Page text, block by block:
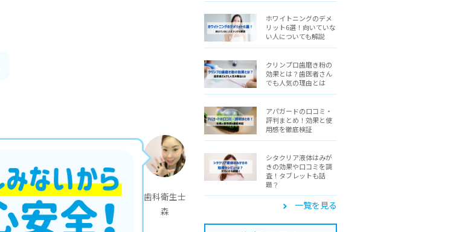
歯科衛生士
森
ホワイトニングのデメ
リット6選！向いていな
い人についても解説
クリンプロ歯磨き粉の
効果とは？歯医者さん
でも人気の理由とは
アパガードの口コミ・
評判まとめ！効果と使
用感を徹底検証
シタクリア液体はみが
きの効果や口コミを調
査！タブレットも話
題？
一覧を見る